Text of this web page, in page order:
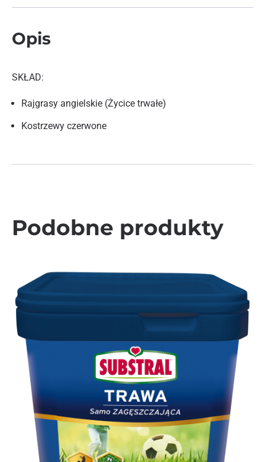
Opis
SKŁAD:
Rajgrasy angielskie (Życice trwałe)
Kostrzewy czerwone
Podobne produkty